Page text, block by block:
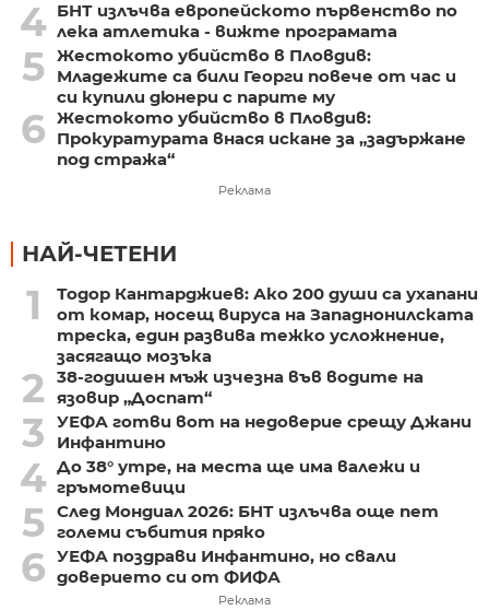
4 БНТ излъчва европейското първенство по
лека атлетика - вижте програмата
5 Жестокото убийство в Пловдив:
Младежите са били Георги повече от час и
си купили дюнери с парите му
6 Жестокото убийство в Пловдив:
Прокуратурата внася искане за „задържане
под стража“
Реклама
НАЙ-ЧЕТЕНИ
1
Тодор Кантарджиев: Ако 200 души са ухапани
от комар, носещ вируса на Западнонилската
треска, един развива тежко усложнение,
засягащо мозъка
2
38-годишен мъж изчезна във водите на
язовир „Доспат“
3
УЕФА готви вот на недоверие срещу Джани
Инфантино
4 До 38° утре, на места ще има валежи и
гръмотевици
5 След Мондиал 2026: БНТ излъчва още пет
големи събития пряко
6 УЕФА поздрави Инфантино, но свали
доверието си от ФИФА
Реклама